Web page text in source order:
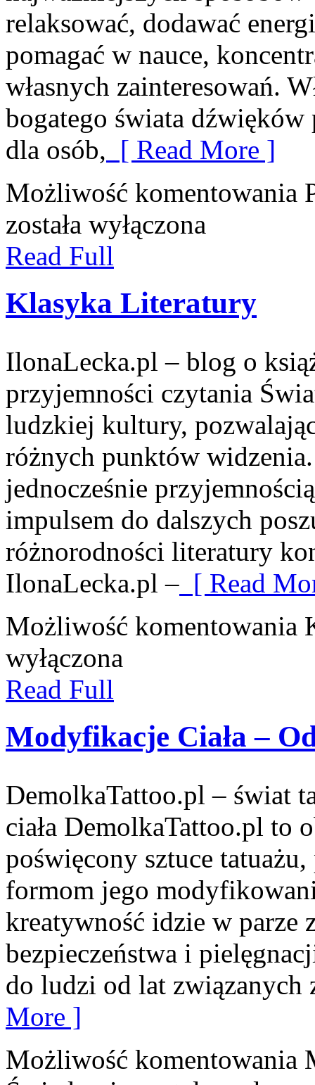
relaksować, dodawać
pomagać w nauce,
własnych zainteresowań.
bogatego świata dźwięków
dla osób, [ Read More ]
Możliwość komentowania
została wyłączona
Read Full
Klasyka Literatury
IlonaLecka.pl – blog o
przyjemności czytania
ludzkiej kultury,
różnych punktów
jednocześnie
impulsem do dalszych
różnorodności literatury
IlonaLecka.pl – [ Read
Możliwość komentowania
wyłączona
Read Full
Modyfikacje Ciała –
DemolkaTattoo.pl – świat
ciała DemolkaTattoo.pl to
poświęcony sztuce
formom jego
kreatywność idzie w parze
bezpieczeństwa i
do ludzi od lat związanych
More ]
Możliwość komentowania